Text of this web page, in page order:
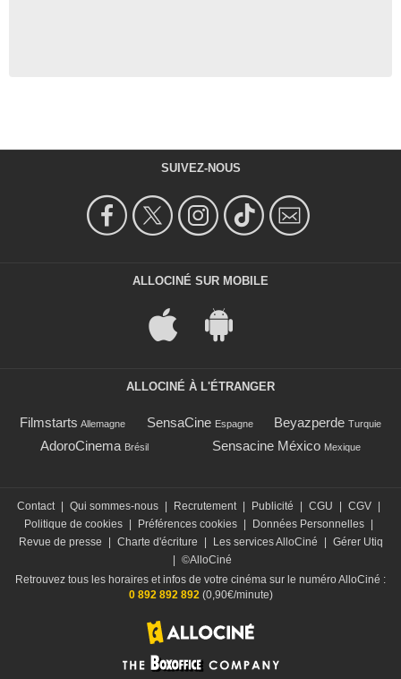
SUIVEZ-NOUS
ALLOCINÉ SUR MOBILE
ALLOCINÉ À L'ÉTRANGER
Filmstarts Allemagne SensaCine Espagne Beyazperde Turquie
AdoroCinema Brésil Sensacine México Mexique
Contact Qui sommes-nous Recrutement Publicité CGU CGV
Politique de cookies
Préférences cookies Données Personnelles
Revue de presse
Charte d'écriture Les services AlloCiné
Gérer Utiq
©AlloCiné
Retrouvez tous les horaires et infos de votre cinéma sur le numéro AlloCiné :
0 892 892 892(0,90€/minute)